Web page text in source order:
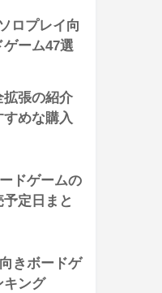
ロプレイ向
ゲーム47選
拡張の紹介
すめな購入
ドゲームの
定日まと
きボードゲ
キング